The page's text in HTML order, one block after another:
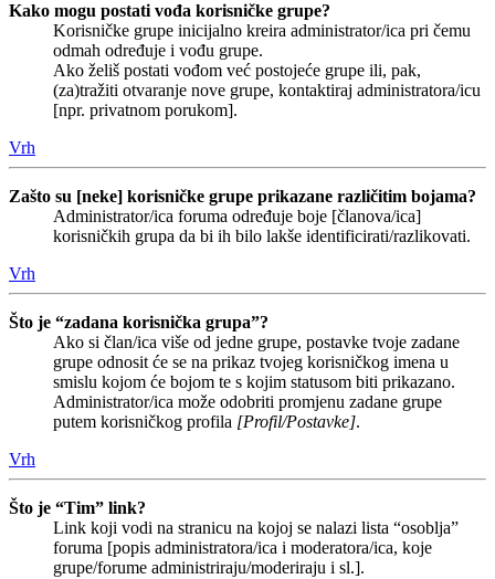
Kako mogu postati vođa korisničke grupe?
Korisničke grupe inicijalno kreira administrator/ica pri čemu
odmah određuje i vođu grupe.
Ako želiš postati vođom već postojeće grupe ili, pak,
(za)tražiti otvaranje nove grupe, kontaktiraj administratora/icu
[npr. privatnom porukom].
Vrh
Zašto su [neke] korisničke grupe prikazane različitim bojama?
Administrator/ica foruma određuje boje [članova/ica]
korisničkih grupa da bi ih bilo lakše identificirati/razlikovati.
Vrh
Što je “zadana korisnička grupa”?
Ako si član/ica više od jedne grupe, postavke tvoje zadane
grupe odnosit će se na prikaz tvojeg korisničkog imena u
smislu kojom će bojom te s kojim statusom biti prikazano.
Administrator/ica može odobriti promjenu zadane grupe
putem korisničkog profila [Profil/Postavke].
Vrh
Što je “Tim” link?
Link koji vodi na stranicu na kojoj se nalazi lista “osoblja”
foruma [popis administratora/ica i moderatora/ica, koje
grupe/forume administriraju/moderiraju i sl.].